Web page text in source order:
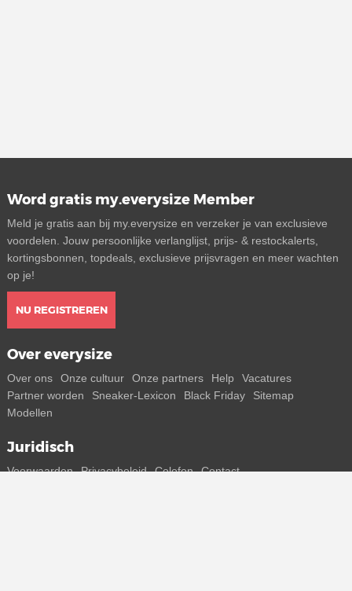
Word gratis my.everysize Member
Meld je gratis aan bij my.everysize en verzeker je van exclusieve
voordelen. Jouw persoonlijke verlanglijst, prijs- & restockalerts,
kortingsbonnen, topdeals, exclusieve prijsvragen en meer wachten
op je!
NU REGISTREREN
Over everysize
Over ons Onze cultuur Onze partners Help
Vacatures
Partner worden
Sneaker-Lexicon Black Friday
Sitemap
Modellen
Juridisch
Voorwaarden Privacybeleid Colofon Contact